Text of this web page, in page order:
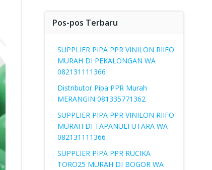
Pos-pos Terbaru
SUPPLIER PIPA PPR VINILON RIIFO
MURAH DI PEKALONGAN WA
082131111366
Distributor Pipa PPR Murah
MERANGIN 081335771362
SUPPLIER PIPA PPR VINILON RIIFO
MURAH DI TAPANULI UTARA WA
082131111366
SUPPLIER PIPA PPR RUCIKA
TORO25 MURAH DI BOGOR WA